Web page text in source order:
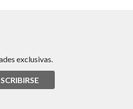
exclusivas.